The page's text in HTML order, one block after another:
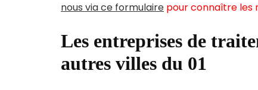
nous via ce formulaire pour connaître les
Les entreprises de
autres villes du 01